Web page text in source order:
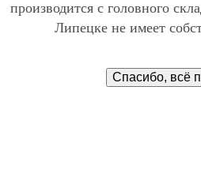
производится с головного
Липецке не имеет
Спасибо, всё